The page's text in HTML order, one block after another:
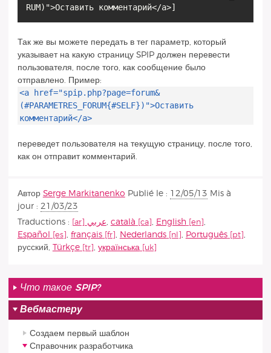
Так же вы можете передать в тег параметр, который
указывает на какую страницу SPIP должен перевести
пользователя, после того, как сообщение было
отправлено. Пример:
<a href="spip.php?page=forum&
(#PARAMETRES_FORUM{#SELF})">Оставить
комментарий</a>
переведет пользователя на текущую страницу, после того,
как он отправит комментарий.
Автор Serge Markitanenko Publié le : 12/05/13 Mis à
jour : 21/03/23
Traductions :
عربي català English
Español
français Nederlands Português
русский Türkçe українська
Что такое SPIP?
Вебмастеру
Создаем первый шаблон
Справочник разработчика